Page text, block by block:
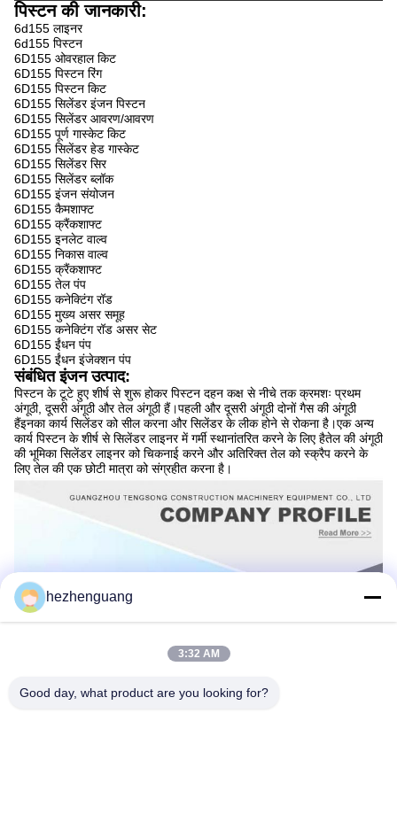
पिस्टन की जानकारी:
6d155 लाइनर
6d155 पिस्टन
6D155 ओवरहाल किट
6D155 पिस्टन रिंग
6D155 पिस्टन किट
6D155 सिलेंडर इंजन पिस्टन
6D155 सिलेंडर आवरण/आवरण
6D155 पूर्ण गास्केट किट
6D155 सिलेंडर हेड गास्केट
6D155 सिलेंडर सिर
6D155 सिलेंडर ब्लॉक
6D155 इंजन संयोजन
6D155 कैमशाफ्ट
6D155 क्रैंकशाफ्ट
6D155 इनलेट वाल्व
6D155 निकास वाल्व
6D155 क्रैंकशाफ्ट
6D155 तेल पंप
6D155 कनेक्टिंग रॉड
6D155 मुख्य असर समूह
6D155 कनेक्टिंग रॉड असर सेट
6D155 ईंधन पंप
6D155 ईंधन इंजेक्शन पंप
संबंधित इंजन उत्पाद:
पिस्टन के टूटे हुए शीर्ष से शुरू होकर पिस्टन दहन कक्ष से नीचे तक क्रमशः प्रथम
अंगूठी, दूसरी अंगूठी और तेल अंगूठी हैं।पहली और दूसरी अंगूठी दोनों गैस की अंगूठी
हैंइनका कार्य सिलेंडर को सील करना और सिलेंडर के लीक होने से रोकना है।एक अन्य
कार्य पिस्टन के शीर्ष से सिलेंडर लाइनर में गर्मी स्थानांतरित करने के लिए हैतेल की अंगूठी
की भूमिका सिलेंडर लाइनर को चिकनाई करने और अतिरिक्त तेल को स्क्रैप करने के
लिए तेल की एक छोटी मात्रा को संग्रहीत करना है।
hezhenguang
3:32 AM
Good day, what product are you looking for?